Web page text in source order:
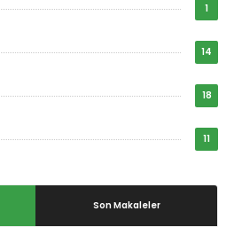
1
14
18
11
Son Makaleler